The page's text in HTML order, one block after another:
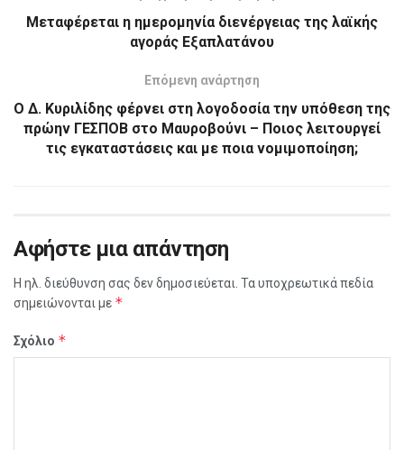
Μεταφέρεται η ημερομηνία διενέργειας της λαϊκής
αγοράς Εξαπλατάνου
Επόμενη ανάρτηση
Ο Δ. Κυριλίδης φέρνει στη λογοδοσία την υπόθεση της
πρώην ΓΕΣΠΟΒ στο Μαυροβούνι – Ποιος λειτουργεί
τις εγκαταστάσεις και με ποια νομιμοποίηση;
Αφήστε μια απάντηση
Η ηλ. διεύθυνση σας δεν δημοσιεύεται. Τα υποχρεωτικά πεδία
σημειώνονται με *
Σχόλιο *